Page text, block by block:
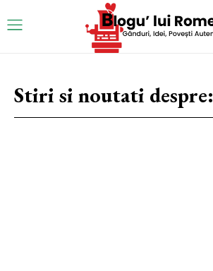
Stiri si noutati despre: